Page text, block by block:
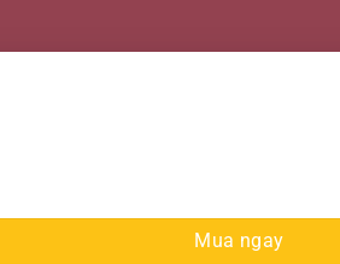
Tip 15ml Vinimay quantity
Mua ngay